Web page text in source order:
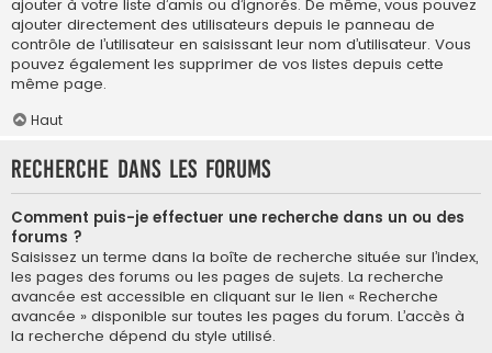
ajouter à votre liste d’amis ou d’ignorés. De même, vous pouvez
ajouter directement des utilisateurs depuis le panneau de
contrôle de l’utilisateur en saisissant leur nom d’utilisateur. Vous
pouvez également les supprimer de vos listes depuis cette
même page.
Haut
Recherche dans les forums
Comment puis-je effectuer une recherche dans un ou des
forums ?
Saisissez un terme dans la boîte de recherche située sur l’index,
les pages des forums ou les pages de sujets. La recherche
avancée est accessible en cliquant sur le lien « Recherche
avancée » disponible sur toutes les pages du forum. L’accès à
la recherche dépend du style utilisé.